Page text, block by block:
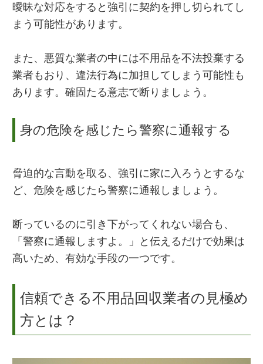
曖昧な対応をすると強引に契約を押し切られてし
まう可能性があります。
また、悪質な業者の中には不用品を不法投棄する
業者もおり、違法行為に加担してしまう可能性も
あります。確固たる意志で断りましょう。
身の危険を感じたら警察に通報する
脅迫的な言動を取る、強引に家に入ろうとするな
ど、危険を感じたら警察に通報しましょう。
断っているのに引き下がってくれない場合も、
「警察に通報しますよ。」と伝えるだけで効果は
高いため、有効な手段の一つです。
信頼できる不用品回収業者の見極め
方とは？